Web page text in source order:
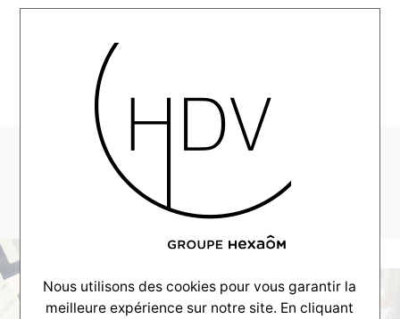
MAÎTRISER SON FINANCEMENT
Les prêts aidés
Nous utilisons des cookies pour vous garantir la
meilleure expérience sur notre site. En cliquant